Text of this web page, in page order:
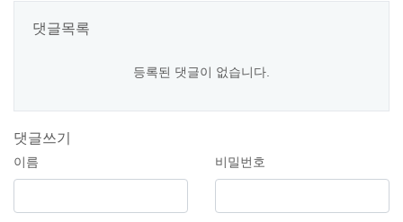
댓글목록
등록된 댓글이 없습니다.
댓글쓰기
이름 비밀번호